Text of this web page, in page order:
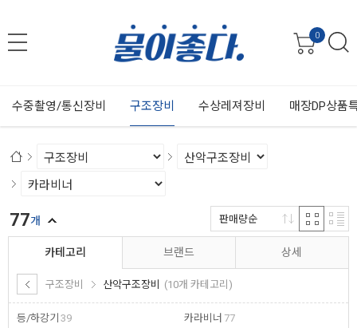
0
수중촬영/통신장비 구조장비 수상레져장비 매장DP상품
카테고리
구조장비 산악구조장비 (10개 카테고리)
등/하강기 39
카라비너 77
브랜드 상세
77개 판매량순